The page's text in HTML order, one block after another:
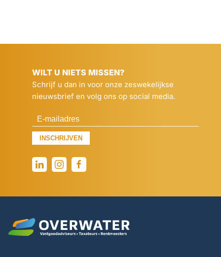
WILT U NIETS MISSEN?
Schrijf u dan in voor onze zeswekelijkse
nieuwsbrief en volg ons op social media.
INSCHRIJVEN